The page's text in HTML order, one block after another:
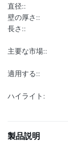
直径::
壁の厚さ::
長さ::
主要な市場::
適用する::
ハイライト:
製品説明